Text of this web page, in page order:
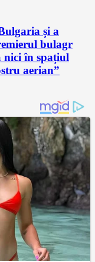
și a
bulagr
nici în spațiul
aerian”